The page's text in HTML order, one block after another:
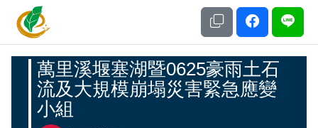
土石流及大規模崩塌防災資訊網
應變開設專區
萬里溪堰塞湖暨0625豪雨土石
流及大規模崩塌災害緊急應變
小組